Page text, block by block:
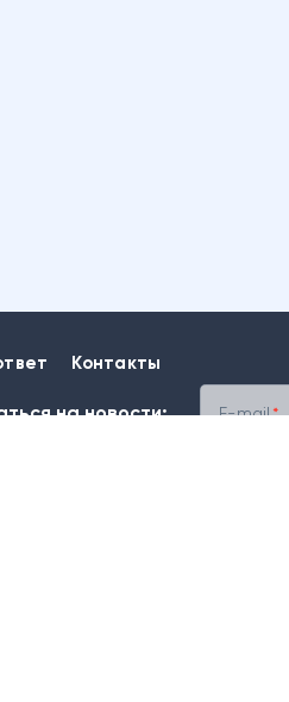
Контакты
на новости: E-mail